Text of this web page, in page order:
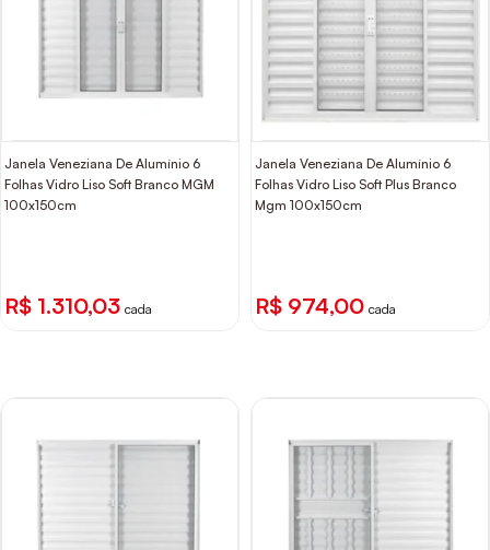
Janela Veneziana De Alumínio 6
Folhas Vidro Liso Soft Branco MGM
100x150cm
R$ 1.310,03 cada
Janela Veneziana De Alumínio 6
Folhas Vidro Liso Soft Plus Branco
Mgm 100x150cm
R$ 974,00 cada